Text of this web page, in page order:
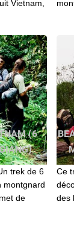
Vietnam,
(6
trek de 6
montgnard
de
Ce
des